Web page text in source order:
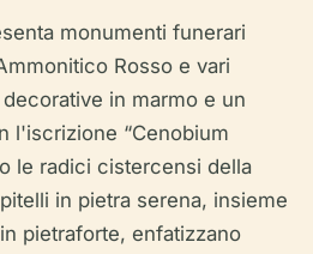
monumenti funerari
Rosso e vari
in marmo e un
l'iscrizione “Cenobium
le radici cistercensi della
in pietra serena, insieme
pietraforte, enfatizzano